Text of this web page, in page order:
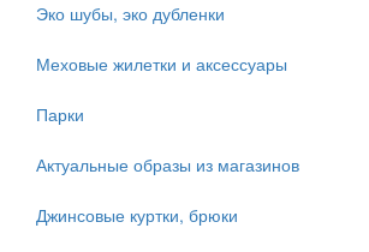
Эко шубы, эко дубленки
Меховые жилетки и аксессуары
Парки
Актуальные образы из магазинов
Джинсовые куртки, брюки